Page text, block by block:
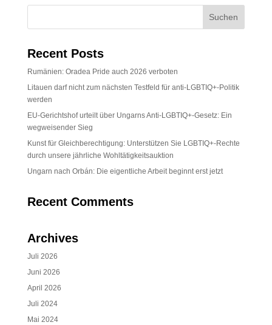
Recent Posts
Rumänien: Oradea Pride auch 2026 verboten
Litauen darf nicht zum nächsten Testfeld für anti-LGBTIQ+-Politik
werden
EU-Gerichtshof urteilt über Ungarns Anti-LGBTIQ+-Gesetz: Ein
wegweisender Sieg
Kunst für Gleichberechtigung: Unterstützen Sie LGBTIQ+-Rechte
durch unsere jährliche Wohltätigkeitsauktion
Ungarn nach Orbán: Die eigentliche Arbeit beginnt erst jetzt
Recent Comments
Archives
Juli 2026
Juni 2026
April 2026
Juli 2024
Mai 2024